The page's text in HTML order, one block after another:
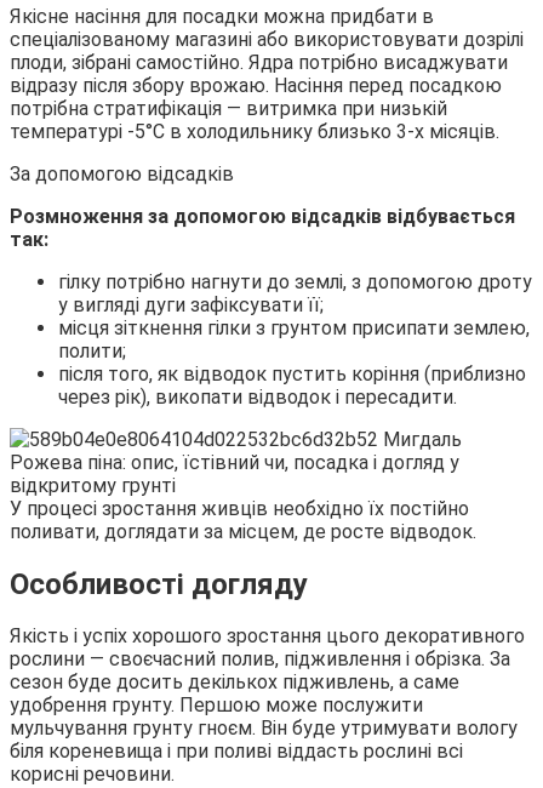
Якісне насіння для посадки можна придбати в
спеціалізованому магазині або використовувати дозрілі
плоди, зібрані самостійно. Ядра потрібно висаджувати
відразу після збору врожаю. Насіння перед посадкою
потрібна стратифікація — витримка при низькій
температурі -5°С в холодильнику близько 3-х місяців.
За допомогою відсадків
Розмноження за допомогою відсадків відбувається
так:
гілку потрібно нагнути до землі, з допомогою дроту
у вигляді дуги зафіксувати її;
місця зіткнення гілки з грунтом присипати землею,
полити;
після того, як відводок пустить коріння (приблизно
через рік), викопати відводок і пересадити.
У процесі зростання живців необхідно їх постійно
поливати, доглядати за місцем, де росте відводок.
Особливості догляду
Якість і успіх хорошого зростання цього декоративного
рослини — своєчасний полив, підживлення і обрізка. За
сезон буде досить декількох підживлень, а саме
удобрення грунту. Першою може послужити
мульчування грунту гноєм. Він буде утримувати вологу
біля кореневища і при поливі віддасть рослині всі
корисні речовини.